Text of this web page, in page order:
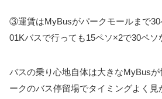
③運賃はMyBusがパークモールまで30
01Kバスで行っても15ペソ×2で30ペソ
バスの乗り心地自体は大きなMyBus
ークのバス停留場でタイミングよく見